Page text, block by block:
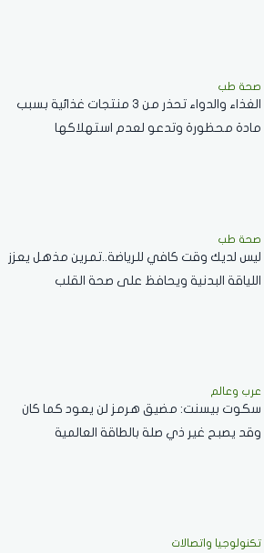
صحة طب
الغذاء والدواء تحذر من 3 منتجات غذائية بسبب
مادة محظورة وتدعو لعدم استهلاكها
صحة طب
ليس لديك وقت كافي للرياضة..تمرين مذهل يعزز
اللياقة البدنية ويحافظ على صحة القلب
عرب وعالم
سكوت بيسنت: مضيق هرمز لن يعود كما كان
وقد يصبح غير ذي صلة بالطاقة العالمية
تكنولوجيا واتصالات